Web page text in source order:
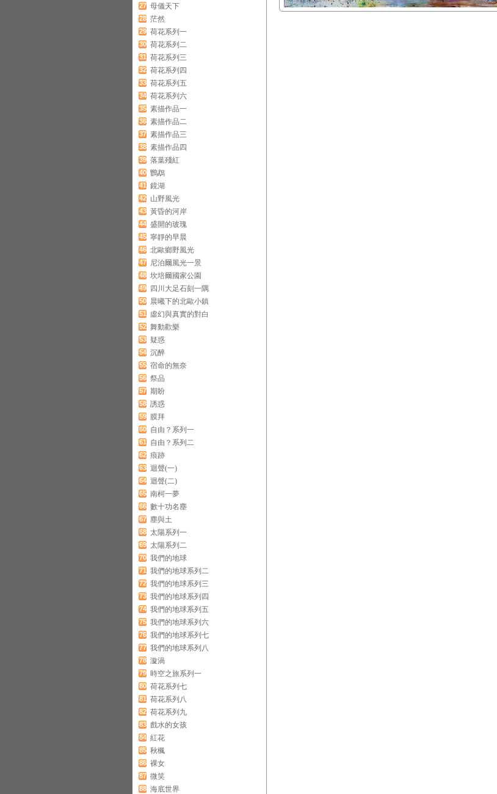
27 母儀天下
28 茫然
29 荷花系列一
30 荷花系列二
31 荷花系列三
32 荷花系列四
33 荷花系列五
34 荷花系列六
35 素描作品一
36 素描作品二
37 素描作品三
38 素描作品四
39 落葉殘紅
40 鸚鵡
41 鏡湖
42 山野風光
43 黃昏的河岸
44 盛開的玻瑰
45 寧靜的早晨
46 北歐鄉野風光
47 尼泊爾風光一景
48 坎培爾國家公園
49 四川大足石刻一隅
50 晨曦下的北歐小鎮
51 虛幻與真實的對白
52 舞動歡樂
53 疑惑
54 沉醉
55 宿命的無奈
56 祭品
57 期盼
58 誘惑
59 膜拜
60 自由？系列一
61 自由？系列二
62 痕跡
63 迴聲(一)
64 迴聲(二)
65 南柯一夢
66 數十功名塵
67 塵與土
68 太陽系列一
69 太陽系列二
70 我們的地球
71 我們的地球系列二
72 我們的地球系列三
73 我們的地球系列四
74 我們的地球系列五
75 我們的地球系列六
76 我們的地球系列七
77 我們的地球系列八
78 漩渦
79 時空之旅系列一
80 荷花系列七
81 荷花系列八
82 荷花系列九
83 戲水的女孩
84 紅花
85 秋楓
86 裸女
87 微笑
88 海底世界